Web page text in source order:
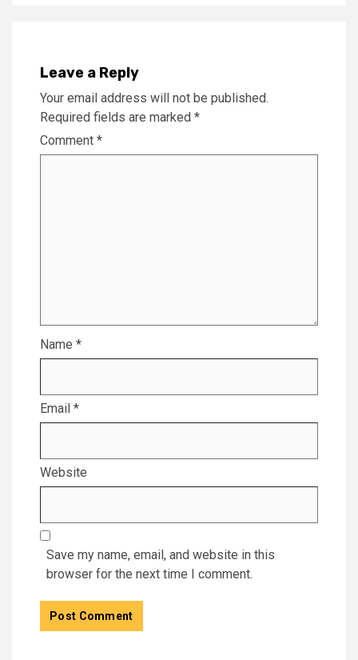
Leave a Reply
Your email address will not be published.
Required fields are marked *
Comment *
Name *
Email *
Website
Save my name, email, and website in this
browser for the next time I comment.